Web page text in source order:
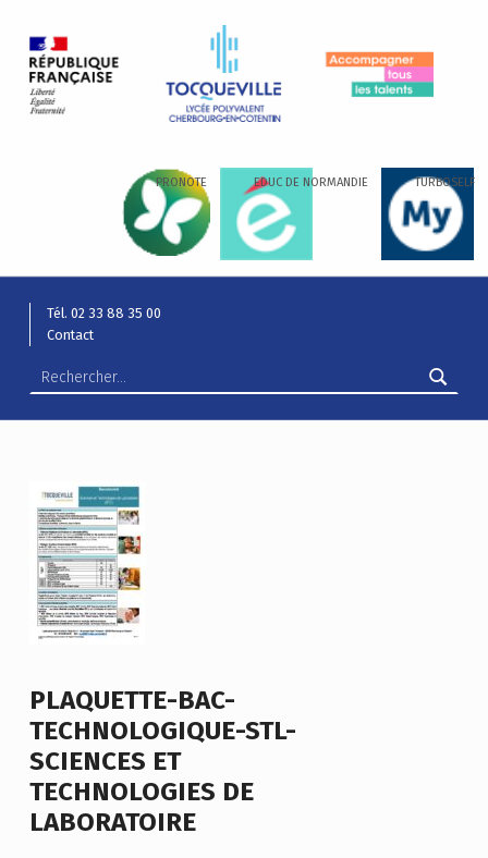
PRONOTE EDUC DE NORMANDIE TURBOSELF
Tél. 02 33 88 35 00
Contact
PLAQUETTE-BAC-
TECHNOLOGIQUE-STL-
SCIENCES ET
TECHNOLOGIES DE
LABORATOIRE